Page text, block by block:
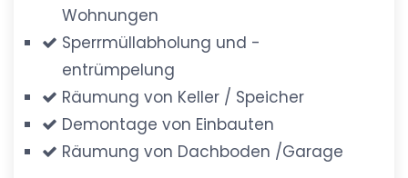
Wohnungen
Sperrmüllabholung und -
entrümpelung
Räumung von Keller / Speicher
Demontage von Einbauten
Räumung von Dachboden /Garage